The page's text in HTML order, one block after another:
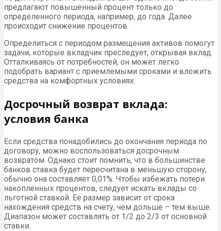
предлагают повышенный процент только до
определенного периода, например, до года. Далее
происходит снижение процентов.
Определиться с периодом размещения активов помогут
задачи, которые вкладчик преследует, открывая вклад.
Отталкиваясь от потребностей, он может легко
подобрать вариант с приемлемыми сроками и вложить
средства на комфортных условиях.
Досрочный возврат вклада:
условия банка
Если средства понадобились до окончания периода по
договору, можно воспользоваться досрочным
возвратом. Однако стоит помнить, что в большинстве
банков ставка будет пересчитана в меньшую сторону,
обычно она составляет 0,01%. Чтобы избежать потери
накопленных процентов, следует искать вклады со
льготной ставкой. Ее размер зависит от срока
нахождения средств на счету, чем дольше – тем выше.
Диапазон может составлять от 1/2 до 2/3 от основной
ставки.